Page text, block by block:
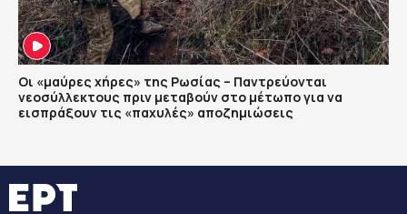
Οι «μαύρες χήρες» της Ρωσίας – Παντρεύονται
νεοσύλλεκτους πριν μεταβούν στο μέτωπο για να
εισπράξουν τις «παχυλές» αποζημιώσεις